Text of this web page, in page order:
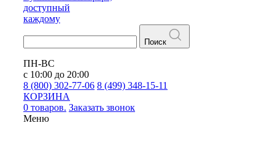
доступный
каждому
Поиск
ПН-ВС
с 10:00 до 20:00
8 (800) 302-77-06 8 (499) 348-15-11
КОРЗИНА
0 товаров. Заказать звонок
Меню